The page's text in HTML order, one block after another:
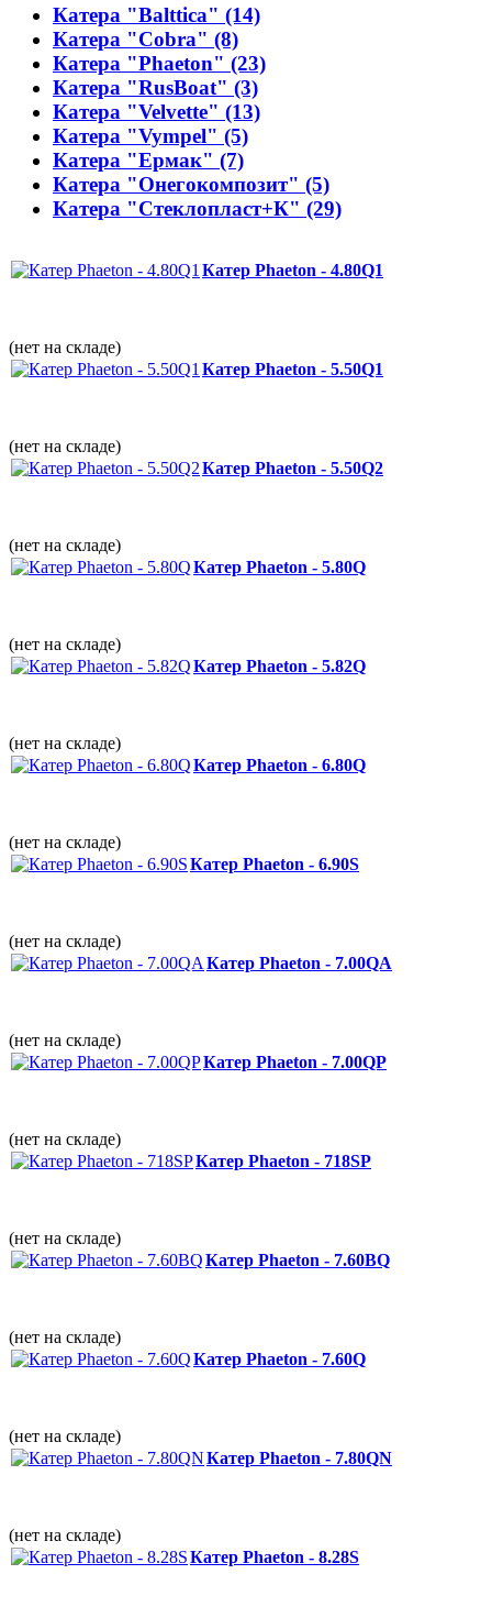
Катера "Balttica" (14)
Катера "Cobra" (8)
Катера "Phaeton" (23)
Катера "RusBoat" (3)
Катера "Velvette" (13)
Катера "Vympel" (5)
Катера "Ермак" (7)
Катера "Онегокомпозит" (5)
Катера "Стеклопласт+К" (29)
Катер Phaeton - 4.80Q1
(нет на складе)
Катер Phaeton - 5.50Q1
(нет на складе)
Катер Phaeton - 5.50Q2
(нет на складе)
Катер Phaeton - 5.80Q
(нет на складе)
Катер Phaeton - 5.82Q
(нет на складе)
Катер Phaeton - 6.80Q
(нет на складе)
Катер Phaeton - 6.90S
(нет на складе)
Катер Phaeton - 7.00QА
(нет на складе)
Катер Phaeton - 7.00QP
(нет на складе)
Катер Phaeton - 718SP
(нет на складе)
Катер Phaeton - 7.60BQ
(нет на складе)
Катер Phaeton - 7.60Q
(нет на складе)
Катер Phaeton - 7.80QN
(нет на складе)
Катер Phaeton - 8.28S